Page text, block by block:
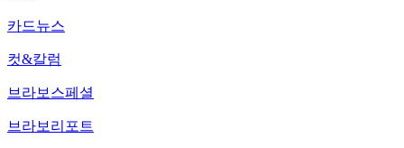
카드뉴스
컷&칼럼
브라보스페셜
브라보리포트